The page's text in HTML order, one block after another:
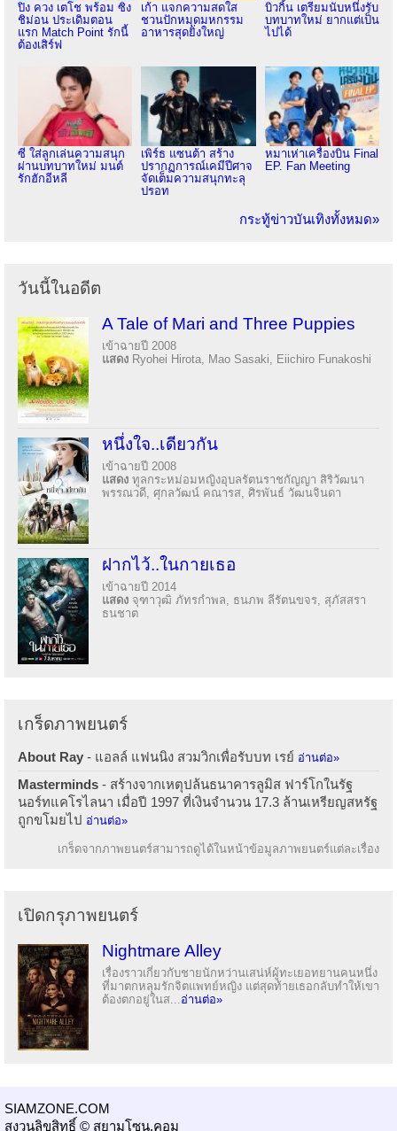
ปิง ควง เตโช พร้อม ซิง
ชิม่อน ประเดิมตอน
แรก Match Point รักนี้
ต้องเสิร์ฟ
เก้า แจกความสดใส
ชวนปักหมุดมหกรรม
อาหารสุดยิ่งใหญ่
บิวกิ้น เตรียมนับหนึ่งรับ
บทบาทใหม่ ยากแต่เป็น
ไปได้
ซี ใส่ลูกเล่นความสนุก
ผ่านบทบาทใหม่ มนต์
รักฮักอีหลี
เพิร์ธ แซนต้า สร้าง
ปรากฏการณ์เคมีปีศาจ
จัดเต็มความสนุกทะลุ
ปรอท
หมาเห่าเครื่องบิน Final
EP. Fan Meeting
กระทู้ข่าวบันเทิงทั้งหมด»
วันนี้ในอดีต
A Tale of Mari and Three Puppies
เข้าฉายปี 2008
แสดง Ryohei Hirota, Mao Sasaki, Eiichiro Funakoshi
หนึ่งใจ..เดียวกัน
เข้าฉายปี 2008
แสดง ทูลกระหม่อมหญิงอุบลรัตนราชกัญญา สิริวัฒนา
พรรณวดี, ศุกลวัฒน์ คณารส, ศิรพันธ์ วัฒนจินดา
ฝากไว้..ในกายเธอ
เข้าฉายปี 2014
แสดง จุฑาวุฒิ ภัทรกำพล, ธนภพ ลีรัตนขจร, สุภัสสรา
ธนชาต
เกร็ดภาพยนตร์
About Ray - แอลล์ แฟนนิง สวมวิกเพื่อรับบท เรย์ อ่านต่อ»
Masterminds - สร้างจากเหตุปล้นธนาคารลูมิส ฟาร์โกในรัฐ
นอร์ทแคโรไลนา เมื่อปี 1997 ที่เงินจำนวน 17.3 ล้านเหรียญสหรัฐ
ถูกขโมยไป อ่านต่อ»
เกร็ดจากภาพยนตร์สามารถดูได้ในหน้าข้อมูลภาพยนตร์แต่ละเรื่อง
เปิดกรุภาพยนตร์
Nightmare Alley
เรื่องราวเกี่ยวกับชายนักหว่านเสน่ห์ผู้ทะเยอทยานคนหนึ่ง
ที่มาตกหลุมรักจิตแพทย์หญิง แต่สุดท้ายเธอกลับทำให้เขา
ต้องตกอยู่ในส...อ่านต่อ»
SIAMZONE.COM
สงวนลิขสิทธิ์ © สยามโซน.คอม